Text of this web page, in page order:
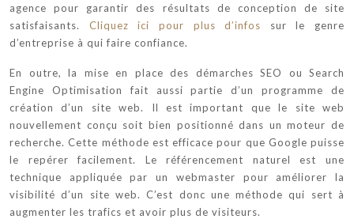
agence pour garantir des résultats de conception de site
satisfaisants. Cliquez ici pour plus d’infos sur le genre
d’entreprise à qui faire confiance.
En outre, la mise en place des démarches SEO ou Search
Engine Optimisation fait aussi partie d’un programme de
création d’un site web. Il est important que le site web
nouvellement conçu soit bien positionné dans un moteur de
recherche. Cette méthode est efficace pour que Google puisse
le repérer facilement. Le référencement naturel est une
technique appliquée par un webmaster pour améliorer la
visibilité d’un site web. C’est donc une méthode qui sert à
augmenter les trafics et avoir plus de visiteurs.